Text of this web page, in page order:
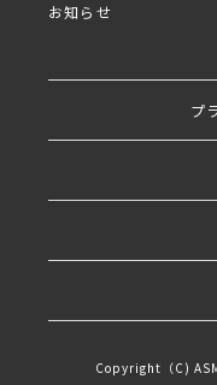
モデレーター
お知らせ
プ
Copyright（C)